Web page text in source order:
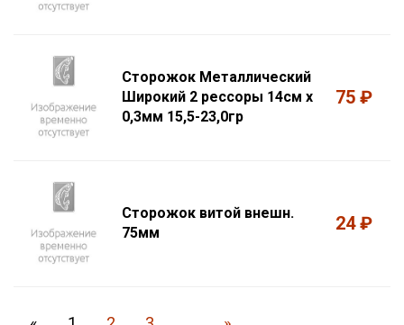
Сторожок Металлический
Широкий 2 рессоры 14см х
0,3мм 15,5-23,0гр
75 ₽
Сторожок витой внешн.
75мм
24 ₽